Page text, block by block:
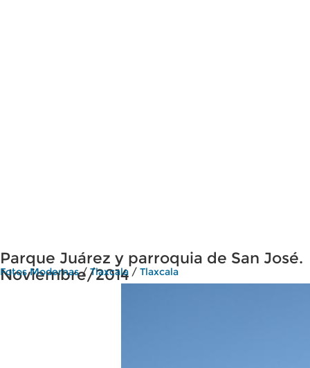
Parque Juárez y parroquia de San José.
Noviembre/2014
Fotos Modernas/ Tlaxcala / Tlaxcala